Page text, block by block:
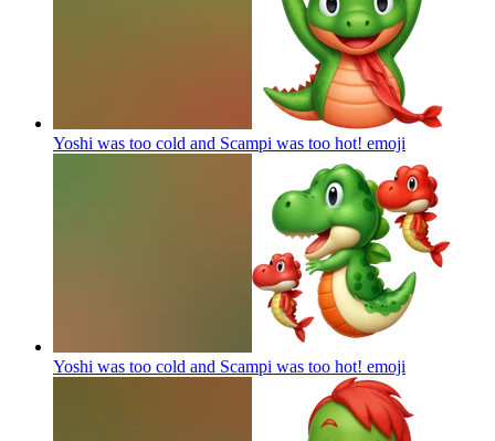
Yoshi was too cold and Scampi was too hot! emoji
Yoshi was too cold and Scampi was too hot! emoji